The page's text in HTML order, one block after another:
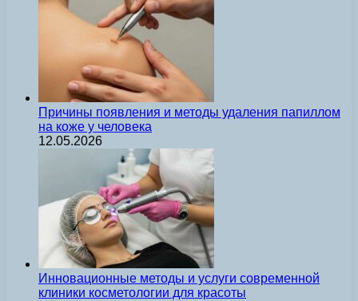
Причины появления и методы удаления папиллом
на коже у человека
12.05.2026
Инновационные методы и услуги современной
клиники косметологии для красоты